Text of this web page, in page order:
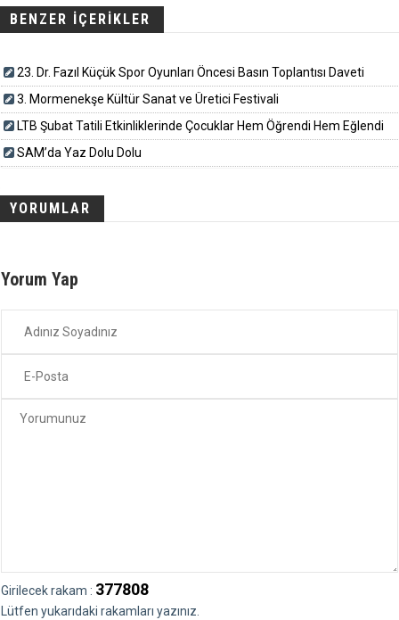
BENZER İÇERİKLER
23. Dr. Fazıl Küçük Spor Oyunları Öncesi Basın Toplantısı Daveti
3. Mormenekşe Kültür Sanat ve Üretici Festivali
LTB Şubat Tatili Etkinliklerinde Çocuklar Hem Öğrendi Hem Eğlendi
SAM’da Yaz Dolu Dolu
YORUMLAR
Yorum Yap
Girilecek rakam : 377808
Lütfen yukarıdaki rakamları yazınız.